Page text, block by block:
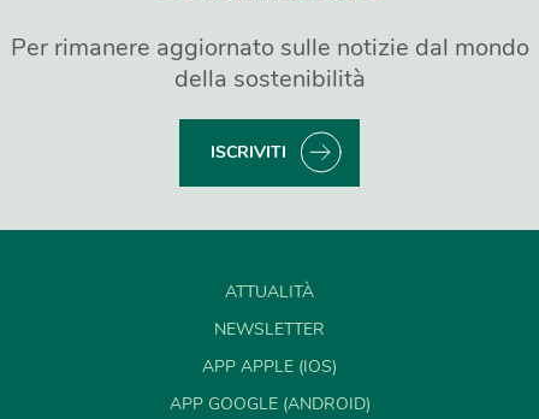
Per rimanere aggiornato sulle notizie dal mondo
della sostenibilità
ISCRIVITI
ATTUALITÀ
NEWSLETTER
APP APPLE (IOS)
APP GOOGLE (ANDROID)